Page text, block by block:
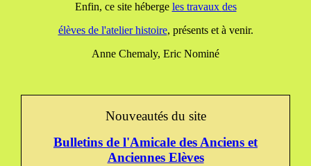
Enfin, ce site héberge les travaux des
élèves de l'atelier histoire, présents et à venir.
Anne Chemaly, Eric Nominé
Nouveautés du site
Bulletins de l'Amicale des Anciens et
Anciennes Elèves